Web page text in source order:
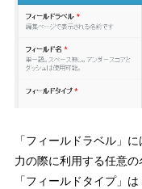
「フィールドラベル」
力の際に利用する任意
「フィールドタイプ」は